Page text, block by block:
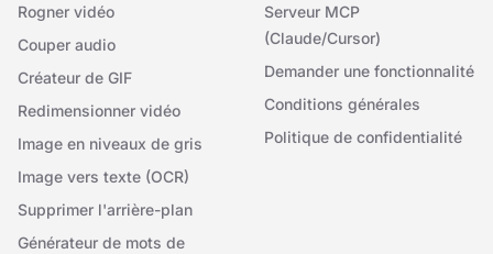
Rogner vidéo
Couper audio
Créateur de GIF
Redimensionner vidéo
Image en niveaux de gris
Image vers texte (OCR)
Supprimer l'arrière-plan
Générateur de mots de
Serveur MCP
(Claude/Cursor)
Demander une fonctionnalité
Conditions générales
Politique de confidentialité